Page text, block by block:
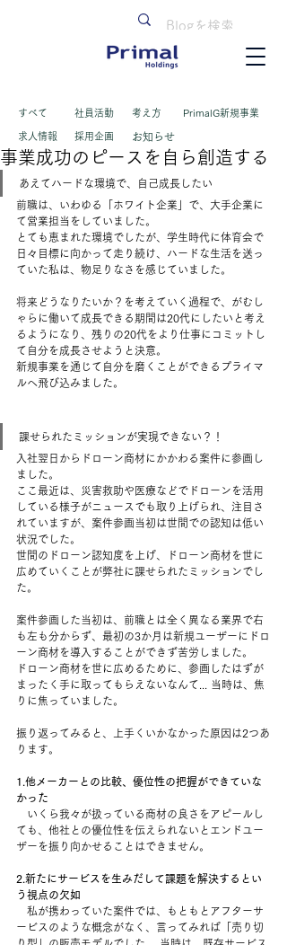
すべて
求人情報
​社員活動 考え方 PrimalG新規事業
採用企画 お知らせ
事業成功のピースを自ら創造する
あえてハードな環境で、自己成長したい
前職は、いわゆる「ホワイト企業」で、大手企業に
て営業担当をしていました。
とても恵まれた環境でしたが、学生時代に体育会で
日々目標に向かって走り続け、ハードな生活を送っ
ていた私は、物足りなさを感じていました。
将来どうなりたいか？を考えていく過程で、がむし
ゃらに働いて成長できる期間は20代にしたいと考え
るようになり、残りの20代をより仕事にコミットし
て自分を成長させようと決意。
新規事業を通じて自分を磨くことができるプライマ
ルへ飛び込みました。
課せられたミッションが実現できない？！
入社翌日からドローン商材にかかわる案件に参画し
ました。
ここ最近は、災害救助や医療などでドローンを活用
している様子がニュースでも取り上げられ、注目さ
れていますが、案件参画当初は世間での認知は低い
状況でした。
世間のドローン認知度を上げ、ドローン商材を世に
広めていくことが弊社に課せられたミッションでし
た。
案件参画した当初は、前職とは全く異なる業界で右
も左も分からず、最初の3か月は新規ユーザーにドロ
ーン商材を導入することができず苦労しました。
ドローン商材を世に広めるために、参画したはずが
まったく手に取ってもらえないなんて... 当時は、焦
りに焦っていました。
振り返ってみると、上手くいかなかった原因は2つあ
ります。
1.他メーカーとの比較、優位性の把握ができていな
かった
いくら我々が扱っている商材の良さをアピールし
ても、他社との優位性を伝えられないとエンドユー
ザーを振り向かせることはできません。
2.新たにサービスを生みだして課題を解決するとい
う視点の欠如
私が携わっていた案件では、もともとアフターサ
ービスのような概念がなく、言ってみれば「売り切